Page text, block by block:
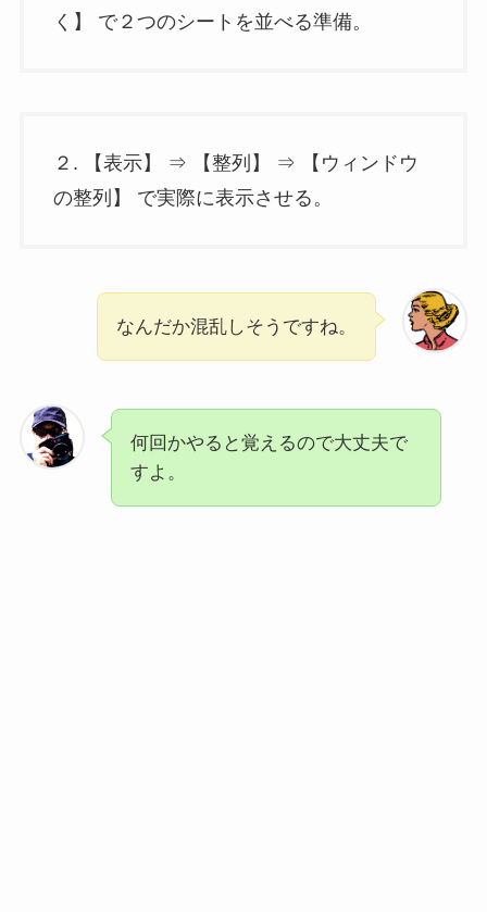
く】 で２つのシートを並べる準備。
２. 【表示】 ⇒ 【整列】 ⇒ 【ウィンドウ
の整列】 で実際に表示させる。
なんだか混乱しそうですね。
何回かやると覚えるので大丈夫で
すよ。